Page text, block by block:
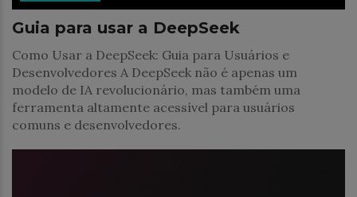
Guia para usar a DeepSeek
Como Usar a DeepSeek: Guia para Usuários e
Desenvolvedores A DeepSeek não é apenas um
modelo de IA revolucionário, mas também uma
ferramenta altamente acessível para usuários
comuns e desenvolvedores.